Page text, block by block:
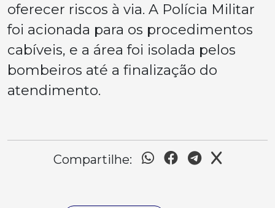
oferecer riscos à via. A Polícia Militar
foi acionada para os procedimentos
cabíveis, e a área foi isolada pelos
bombeiros até a finalização do
atendimento.
Compartilhe: